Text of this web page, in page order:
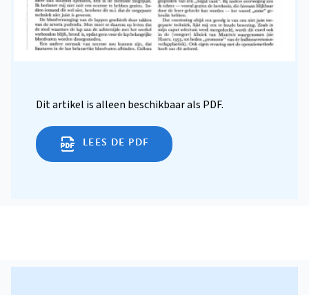
Dit artikel is alleen beschikbaar als PDF.
LEES DE PDF